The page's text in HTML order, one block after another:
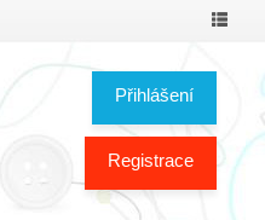
Přihlášení
Registrace